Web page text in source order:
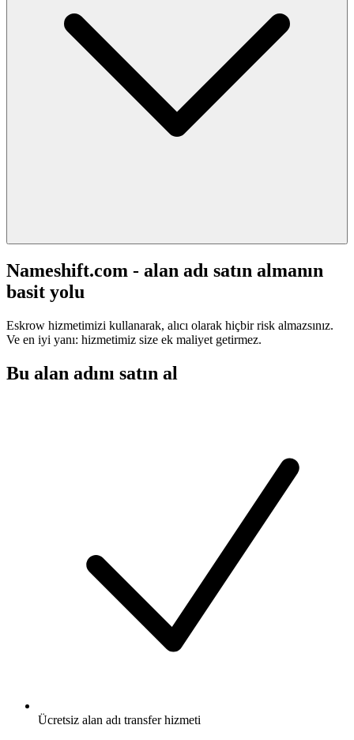
Nameshift.com - alan adı satın almanın
basit yolu
Eskrow hizmetimizi kullanarak, alıcı olarak hiçbir risk almazsınız.
Ve en iyi yanı: hizmetimiz size ek maliyet getirmez.
Bu alan adını satın al
Ücretsiz alan adı transfer hizmeti